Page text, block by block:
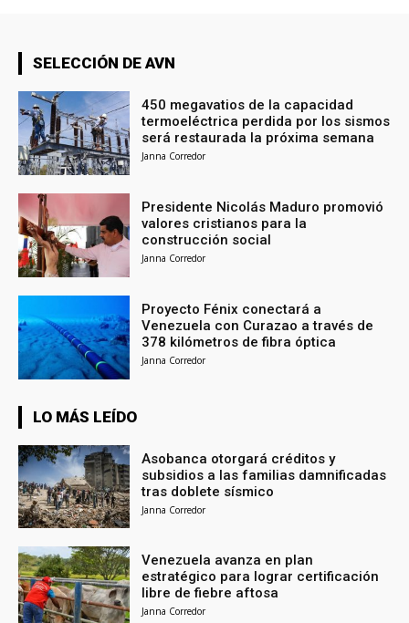
SELECCIÓN DE AVN
450 megavatios de la capacidad
termoeléctrica perdida por los sismos
será restaurada la próxima semana
Janna Corredor
Presidente Nicolás Maduro promovió
valores cristianos para la
construcción social
Janna Corredor
Proyecto Fénix conectará a
Venezuela con Curazao a través de
378 kilómetros de fibra óptica
Janna Corredor
LO MÁS LEÍDO
Asobanca otorgará créditos y
subsidios a las familias damnificadas
tras doblete sísmico
Janna Corredor
Venezuela avanza en plan
estratégico para lograr certificación
libre de fiebre aftosa
Janna Corredor